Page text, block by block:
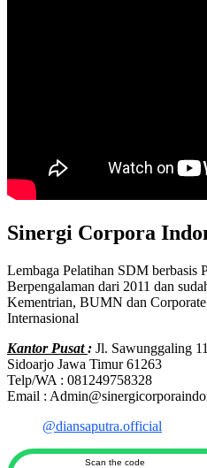
Sinergi Corpora
Lembaga Pelatihan SDM berbasis
Berpengalaman dari 2011 dan
Kementrian, BUMN dan
Internasional
Kantor Pusat: Jl. Sawunggaling
Sidoarjo Jawa Timur 61263
Telp/WA : 081249758328
Email :
@diansaputra.official
Scan the code